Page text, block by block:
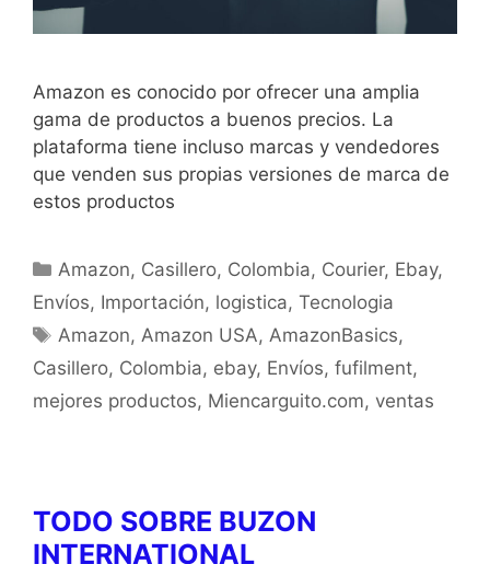
Amazon es conocido por ofrecer una amplia
gama de productos a buenos precios. La
plataforma tiene incluso marcas y vendedores
que venden sus propias versiones de marca de
estos productos
Amazon, Casillero, Colombia, Courier, Ebay,
Envíos, Importación, logistica, Tecnologia
Amazon,Amazon USA,AmazonBasics,
Casillero, Colombia, ebay, Envíos, fufilment,
mejores productos, Miencarguito.com, ventas
TODO SOBRE BUZON
INTERNATIONAL